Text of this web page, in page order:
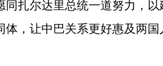
扎尔达里总统一道努力，
，让中巴关系更好惠及两国